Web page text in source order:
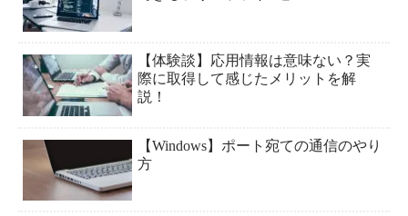
【体験談】応用情報は意味ない？実
際に取得して感じたメリットを解
説！
【Windows】ポート宛ての通信のやり
方